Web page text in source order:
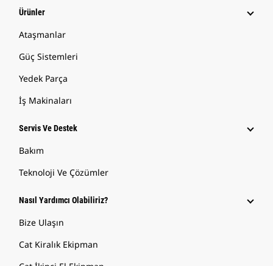
Ürünler
Ataşmanlar
Güç Sistemleri
Yedek Parça
İş Makinaları
Servis Ve Destek
Bakım
Teknoloji Ve Çözümler
Nasıl Yardımcı Olabiliriz?
Bize Ulaşın
Cat Kiralık Ekipman